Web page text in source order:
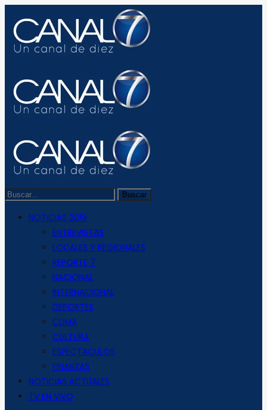
NOTICIAS 2019
ENTREVISTAS
LOCALES Y REGIONALES
REPORTE 7
NACIONAL
INTERNACIONAL
DEPORTES
CLIMA
CULTURA
ESPECTACULOS
FINANZAS
NOTICIAS ACTUALES
TV EN VIVO